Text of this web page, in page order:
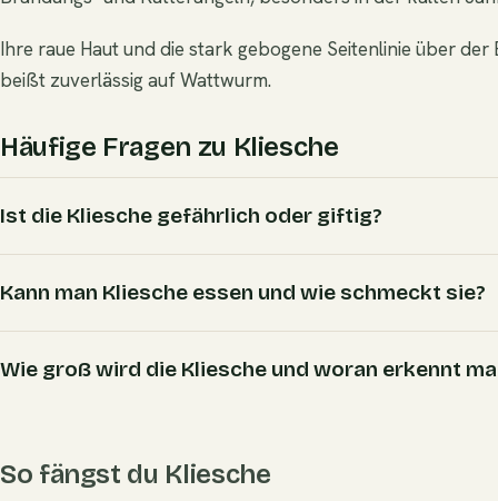
Ihre raue Haut und die stark gebogene Seitenlinie über
beißt zuverlässig auf Wattwurm.
Häufige Fragen zu Kliesche
Ist die Kliesche gefährlich oder giftig?
Kann man Kliesche essen und wie schmeckt sie?
Wie groß wird die Kliesche und woran erkennt
So fängst du Kliesche